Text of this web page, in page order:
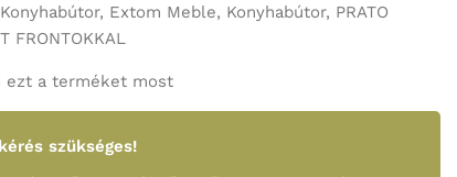
, Extom Meble, Konyhabútor, PRATO
FRONTOKKAL
ezt a terméket most
szükséges!